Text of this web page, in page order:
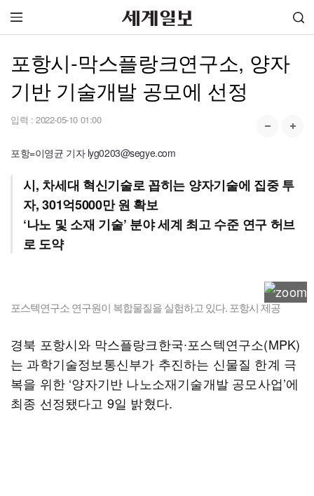
포항시-막스플랑크연구소, 양자
기반 기술개발 공모에 선정
입력 : 2022-05-10 01:00
포항=이영균 기자 lyg0203@segye.com
시, 차세대 혁신기술로 꼽히는 양자기술에 집중 투
자, 301억5000만 원 확보
‘나노 및 소재 기술’ 분야 세계 최고 수준 연구 허브
로 도약
포스텍연구소 연구원이 복합물질을 실험하고 있다. 포항시 제공
경북 포항시와 막스플랑크한국∙포스텍연구소(MPK)
는 과학기술정보통신부가 추진하는 신물질 한계 극
복을 위한 ‘양자기반 나노소재기술개발 공모사업’에
최종 선정됐다고 9일 밝혔다.